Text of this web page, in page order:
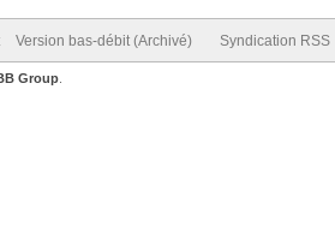
Version bas-débit (Archivé) Syndication RSS
Group